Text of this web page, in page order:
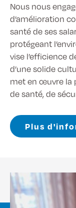
Nous nous
d’amélioration
santé de ses
protégeant
vise l’efficience
d’une solide
met en œuvre la
de santé, de
Plus